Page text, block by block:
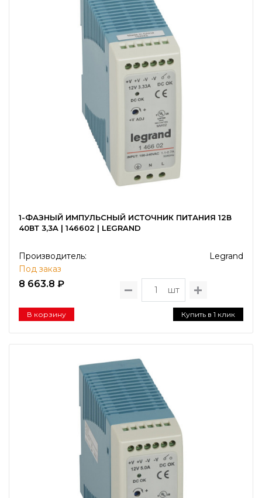
1-ФАЗНЫЙ ИМПУЛЬСНЫЙ ИСТОЧНИК ПИТАНИЯ 12В
40ВТ 3,3A | 146602 | LEGRAND
Производитель:
Legrand
Под заказ
8 663.8 ₽
шт
В корзину Купить в 1 клик